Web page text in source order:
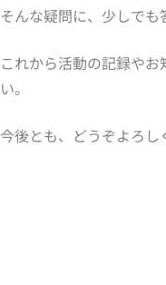
そんな疑問に、少しでも
これから活動の記録や
い。
今後とも、どうぞよろし